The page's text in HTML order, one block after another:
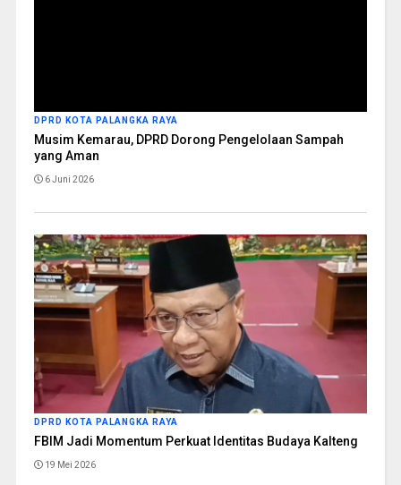
DPRD KOTA PALANGKA RAYA
Musim Kemarau, DPRD Dorong Pengelolaan Sampah
yang Aman
6 Juni 2026
DPRD KOTA PALANGKA RAYA
FBIM Jadi Momentum Perkuat Identitas Budaya Kalteng
19 Mei 2026